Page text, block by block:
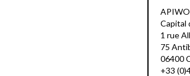
Capital
1 rue
75
06400
+33